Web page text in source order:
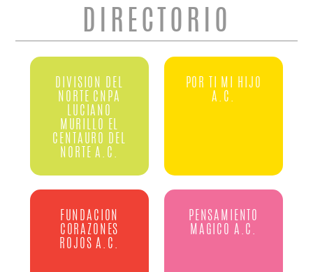
BÚSQUEDA
DIRECTORIO
DIVISION DEL
NORTE CNPA
LUCIANO
MURILLO EL
CENTAURO DEL
NORTE A.C.
POR TI MI HIJO
A.C.
FUNDACION
CORAZONES
ROJOS A.C.
PENSAMIENTO
MAGICO A.C.